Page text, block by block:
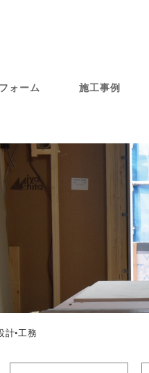
ォーム 施工事例
計•工務